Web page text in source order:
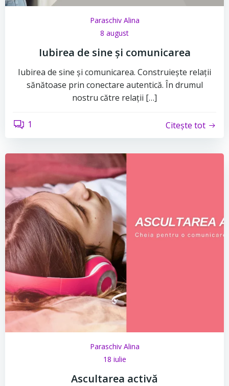
Paraschiv Alina
8 august
Iubirea de sine și comunicarea
Iubirea de sine și comunicarea. Construiește relații
sănătoase prin conectare autentică. În drumul
nostru către relații […]
1 Citește tot
Paraschiv Alina
18 iulie
Ascultarea activă